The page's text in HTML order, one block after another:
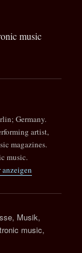
music
Germany.
artist,
magazines.
music.
, Musik,
music,